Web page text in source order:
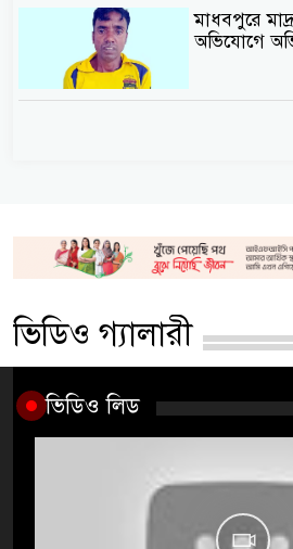
মাধবপুরে
অভিযোগে
ভিডিও গ্যালারী
ভিডিও লিড